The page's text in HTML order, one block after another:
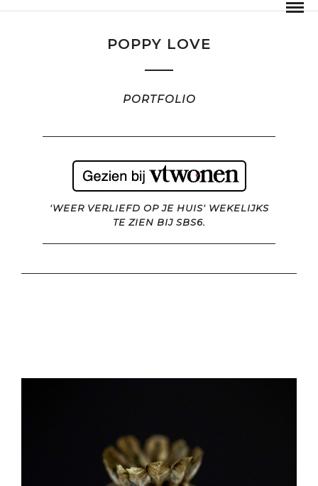
POPPY LOVE
PORTFOLIO
'WEER VERLIEFD OP JE HUIS' WEKELIJKS
TE ZIEN BIJ SBS6.